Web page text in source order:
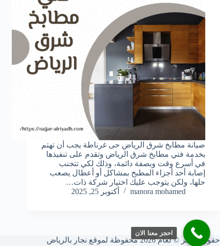
صيانة مطابخ شرق الرياض حى غرناطة يجب أن تهتم
بخدمة فني مطابخ شرق الرياض وتقدم على تنفيذها
في أسرع وقت وبصفة دائمة، وذلك لكي تتجنب
إصابة أحد أجزاء المطبخ بمشاكل أو أعطال يصعب
حلها، ولكن يتوجب عليك اختيار شركة ذات…
manora mohamed
أكتوبر 25, 2025
حقوق النشر © لعام 2026 محفوظة لموقع نجار بالرياض
احجز معنا الان